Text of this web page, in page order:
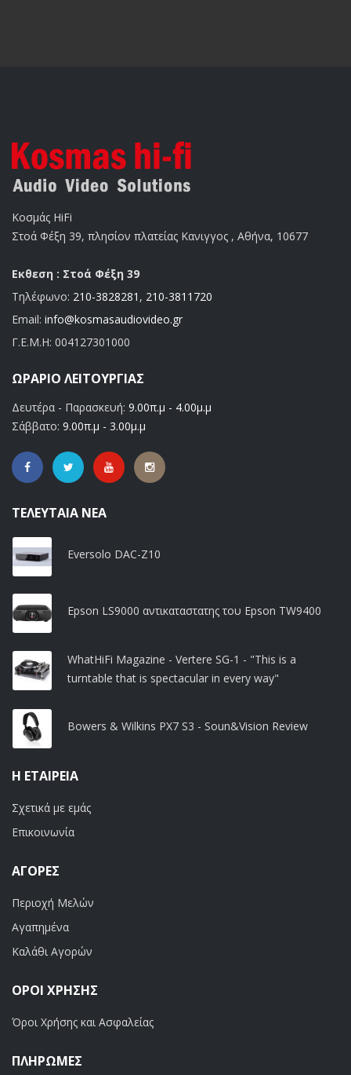
Κοσμάς HiFi
Στοά Φέξη 39, πλησίον πλατείας Κανιγγος , Αθήνα, 10677
Εκθεση : Στοά Φέξη 39
Τηλέφωνο: 210-3828281 , 210-3811720
Email: info@kosmasaudiovideo.gr
Γ.Ε.Μ.Η: 004127301000
ΩΡΆΡΙΟ ΛΕΙΤΟΥΡΓΊΑΣ
Δευτέρα - Παρασκευή: 9.00π.μ - 4.00μ.μ
Σάββατο: 9.00π.μ - 3.00μ.μ
ΤΕΛΕΥΤΑΊΑ ΝΈΑ
Eversolo DAC-Z10
Epson LS9000 αντικαταστατης του Epson TW9400
WhatHiFi Magazine - Vertere SG-1 - "This is a
turntable that is spectacular in every way"
Bowers & Wilkins PX7 S3 - Soun&Vision Review
Η ΕΤΑΙΡΕΊΑ
Σχετικά με εμάς
Επικοινωνία
ΑΓΟΡΈΣ
Περιοχή Μελών
Αγαπημένα
Καλάθι Αγορών
ΟΡΟΙ ΧΡΗΣΗΣ
Όροι Χρήσης και Ασφαλείας
ΠΛΗΡΩΜΕΣ